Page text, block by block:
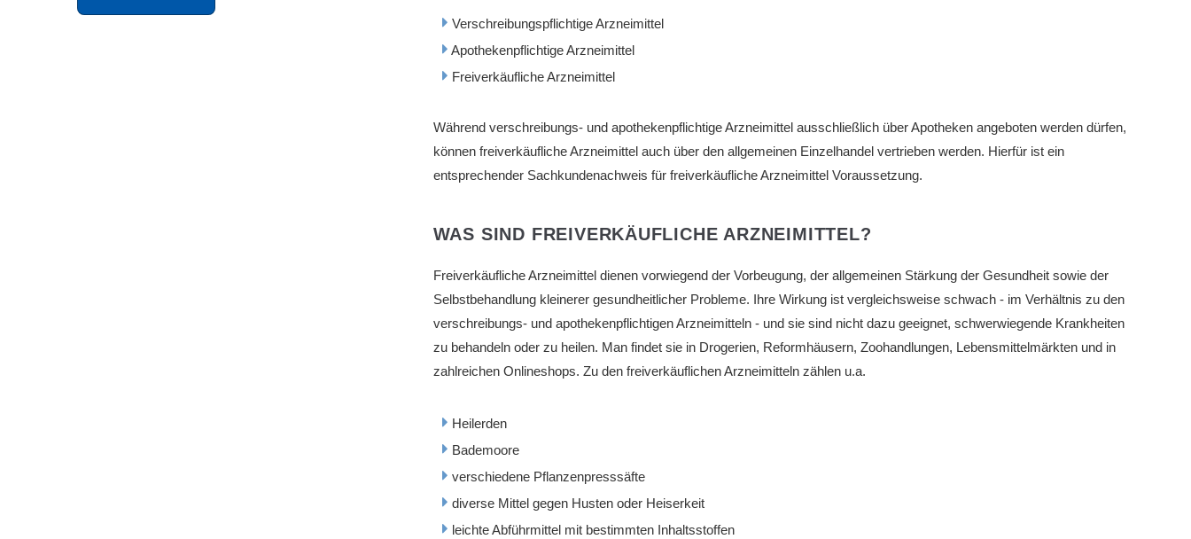
Verschreibungspflichtige Arzneimittel
Apothekenpflichtige Arzneimittel
Freiverkäufliche Arzneimittel
Während verschreibungs- und apothekenpflichtige Arzneimittel ausschließlich über Apotheken angeboten werden dürfen,
können freiverkäufliche Arzneimittel auch über den allgemeinen Einzelhandel vertrieben werden. Hierfür ist ein
entsprechender Sachkundenachweis für freiverkäufliche Arzneimittel Voraussetzung.
WAS SIND FREIVERKÄUFLICHE ARZNEIMITTEL?
Freiverkäufliche Arzneimittel dienen vorwiegend der Vorbeugung, der allgemeinen Stärkung der Gesundheit sowie der
Selbstbehandlung kleinerer gesundheitlicher Probleme. Ihre Wirkung ist vergleichsweise schwach - im Verhältnis zu den
verschreibungs- und apothekenpflichtigen Arzneimitteln - und sie sind nicht dazu geeignet, schwerwiegende Krankheiten
zu behandeln oder zu heilen. Man findet sie in Drogerien, Reformhäusern, Zoohandlungen, Lebensmittelmärkten und in
zahlreichen Onlineshops. Zu den freiverkäuflichen Arzneimitteln zählen u.a.
Heilerden
Bademoore
verschiedene Pflanzenpresssäfte
diverse Mittel gegen Husten oder Heiserkeit
leichte Abführmittel mit bestimmten Inhaltsstoffen